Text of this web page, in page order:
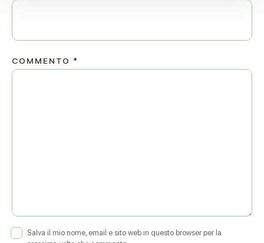
COMMENTO *
Salva il mio nome, email e sito web in questo browser per la